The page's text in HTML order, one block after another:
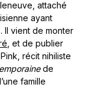
attaché
ayant
Il vient de monter
, et de publier
récit nihiliste
de
famille